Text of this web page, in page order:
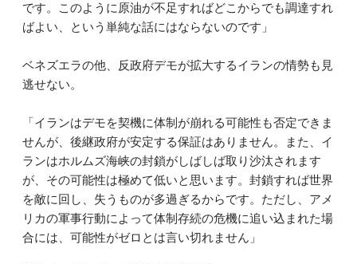
です。このように原油が不足すればどこからでも調達すれ
ばよい、という単純な話にはならないのです」
ベネズエラの他、反政府デモが拡大するイランの情勢も見
逃せない。
「イランはデモを契機に体制が崩れる可能性も否定できま
せんが、後継政府が安定する保証はありません。また、イ
ランはホルムズ海峡の封鎖がしばしば取り沙汰されます
が、その可能性は極めて低いと思います。封鎖すれば世界
を敵に回し、失うものが多過ぎるからです。ただし、アメ
リカの軍事行動によって体制存続の危機に追い込まれた場
合には、可能性がゼロとは言い切れません」